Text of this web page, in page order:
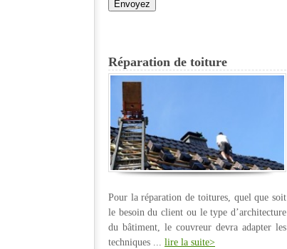
Réparation de toiture
Pour la réparation de toitures, quel que soit
le besoin du client ou le type d’architecture
du bâtiment, le couvreur devra adapter les
techniques ... lire la suite>